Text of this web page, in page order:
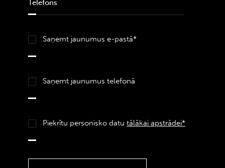
Saņemt jaunumus e-pastā*
Saņemt jaunumus telefonā
Piekrītu personisko datu tālākai apstrādei*